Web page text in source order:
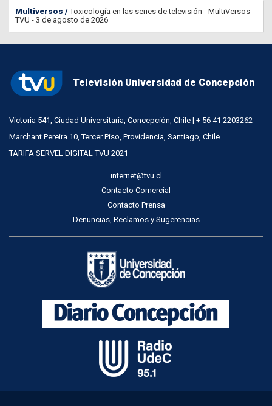
Multiversos
Toxicología en las series de televisión - MultiVersos
TVU - 3 de agosto de 2026
Televisión Universidad de Concepción
Victoria 541, Ciudad Universitaria, Concepción, Chile | + 56 41 2203262
Marchant Pereira 10, Tercer Piso, Providencia, Santiago, Chile
TARIFA SERVEL DIGITAL TVU 2021
internet@tvu.cl
Contacto Comercial
Contacto Prensa
Denuncias, Reclamos y Sugerencias